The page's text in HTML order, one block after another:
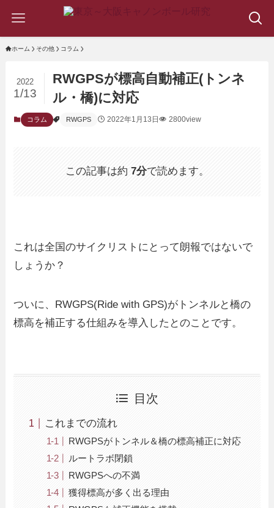
ホーム その他 コラム
RWGPSが標高自動補正(トンネ
ル・橋)に対応
2022
1/13
コラム RWGPS 2022年1月13日 2800view
この記事は約 7分で読めます。
これは全国のサイクリストにとって朗報ではないで
しょうか？
ついに、RWGPS(Ride with GPS)がトンネルと橋の
標高を補正する仕組みを導入したとのことです。
目次
これまでの流れ
RWGPSがトンネル＆橋の標高補正に対応
ルートラボ閉鎖
RWGPSへの不満
獲得標高が多く出る理由